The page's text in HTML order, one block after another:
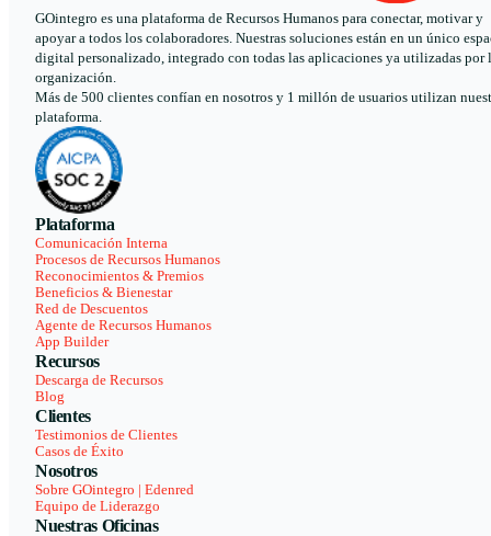
GOintegro es una plataforma de Recursos Humanos para conectar, motivar y
apoyar a todos los colaboradores. Nuestras soluciones están en un único
digital personalizado, integrado con todas las aplicaciones ya utilizadas por
organización.
Más de 500 clientes confían en nosotros y 1 millón de usuarios utilizan
plataforma.
Plataforma
Comunicación Interna
Procesos de Recursos Humanos
Reconocimientos & Premios
Beneficios & Bienestar
Red de Descuentos
Agente de Recursos Humanos
App Builder
Recursos
Descarga de Recursos
Blog
Clientes
Testimonios de Clientes
Casos de Éxito
Nosotros
Sobre GOintegro | Edenred
Equipo de Liderazgo
Nuestras Oficinas